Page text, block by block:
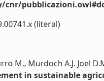
(literal)
M., Murdoch A.J. Joel
in sustainable